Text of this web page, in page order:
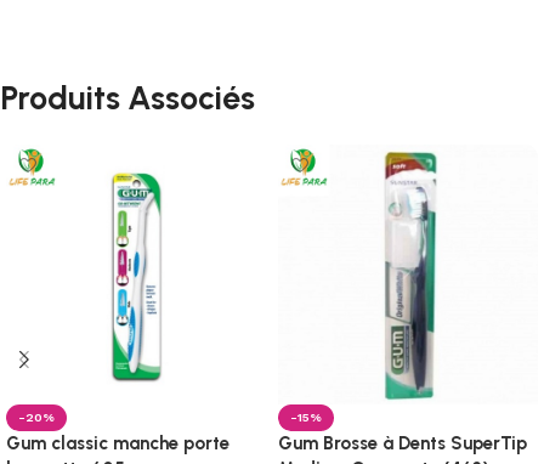
Produits Associés
-20%
Gum classic manche porte
-15%
Gum Brosse à Dents SuperTip